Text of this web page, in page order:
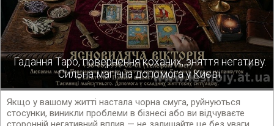
Гадання Таро, повернення коханих, зняття негативу.
Сильна магічна допомога у Києві.
Якщо у вашому житті настала чорна смуга, руйнуються
стосунки, виникли проблеми в бізнесі або ви відчуваєте